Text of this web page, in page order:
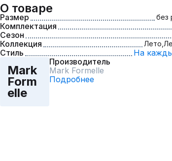
О товаре
Размер без
Комплектация
Сезон
Коллекция
Лето,
Стиль На
Mark
Form
elle
Производитель
Mark Formelle
Подробнее